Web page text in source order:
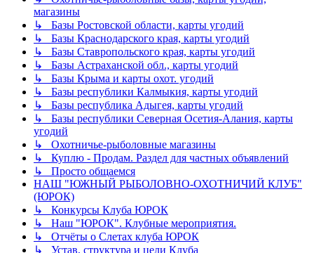
магазины
↳ Базы Ростовской области, карты угодий
↳ Базы Краснодарского края, карты угодий
↳ Базы Ставропольского края, карты угодий
↳ Базы Астраханской обл., карты угодий
↳ Базы Крыма и карты охот. угодий
↳ Базы республики Калмыкия, карты угодий
↳ Базы республика Адыгея, карты угодий
↳ Базы республики Северная Осетия-Алания, карты
угодий
↳ Охотничье-рыболовные магазины
↳ Куплю - Продам. Раздел для частных объявлений
↳ Просто общаемся
НАШ "ЮЖНЫЙ РЫБОЛОВНО-ОХОТНИЧИЙ КЛУБ"
(ЮРОК)
↳ Конкурсы Клуба ЮРОК
↳ Наш "ЮРОК". Клубные мероприятия.
↳ Отчёты о Слетах клуба ЮРОК
↳ Устав, структура и цели Клуба